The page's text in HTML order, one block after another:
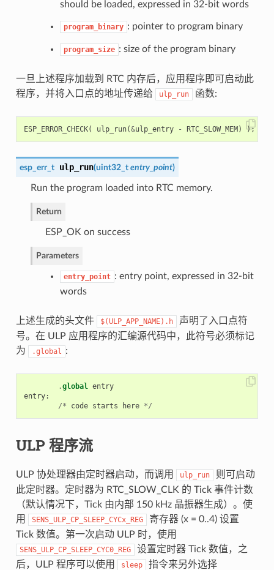
should be loaded, expressed in 32-bit words
program_binary : pointer to program binary
program_size : size of the program binary
一旦上述程序加载到 RTC 内存后，应用程序即可启动此
程序，并将入口点的地址传递给
ulp_run 函数:
ESP_ERROR_CHECK( ulp_run(&ulp_entry - RTC_SLOW_MEM) );
esp_err_t ulp_run(uint32_t entry_point)
Run the program loaded into RTC memory.
Return
ESP_OK on success
Parameters
entry_point : entry point, expressed in 32-bit
words
上述生成的头文件 $(ULP_APP_NAME).h
声明了入口点符
号。在 ULP 应用程序的汇编源代码中，此符号必须标记
为
.global :
.global
entry
entry:
/*
code starts here */
ULP 程序流
ULP 协处理器由定时器启动，而调用 ulp_run
则可启动
此定时器。定时器为 RTC_SLOW_CLK 的 Tick 事件计数
（默认情况下，Tick 由内部 150 kHz 晶振器生成）。使
用
SENS_ULP_CP_SLEEP_CYCx_REG
寄存器 (x = 0..4) 设置
Tick 数值。第一次启动 ULP 时，使用
SENS_ULP_CP_SLEEP_CYC0_REG
设置定时器 Tick 数值，之
后，ULP 程序可以使用
sleep 指令来另外选择